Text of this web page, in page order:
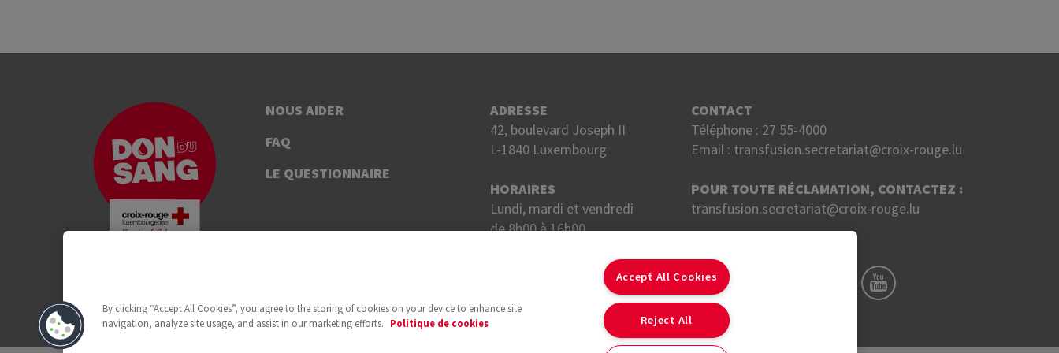
NOUS AIDER
FAQ
LE QUESTIONNAIRE
ADRESSE
42, boulevard Joseph II
L-1840 Luxembourg
HORAIRES
Lundi, mardi et vendredi
de 8h00 à 16h00.
CONTACT
Téléphone : 27 55-4000
Email : transfusion.secretariat@croix-rouge.lu
POUR TOUTE RÉCLAMATION, CONTACTEZ :
transfusion.secretariat@croix-rouge.lu
By clicking “Accept All Cookies”, you agree to the storing of cookies on your device to enhance site
navigation, analyze site usage, and assist in our marketing efforts.
Politique de cookies
Accept All Cookies
Reject All